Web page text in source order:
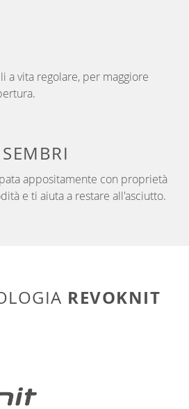
a vita regolare, per maggiore
appositamente con proprietà
e ti aiuta a restare all'asciutto.
REVOKNIT